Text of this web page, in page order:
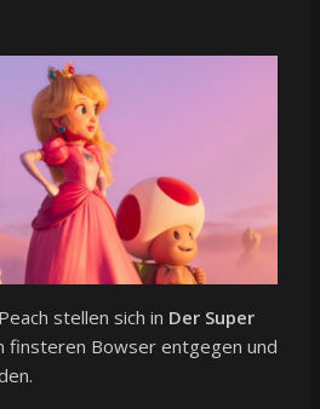
stellen sich in Der Super
finsteren Bowser entgegen und